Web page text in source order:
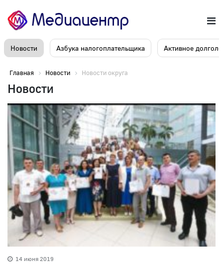
Новости Азбука налогоплательщика Активное
Главная Новости Новости округа
Новости
14 июня 2019